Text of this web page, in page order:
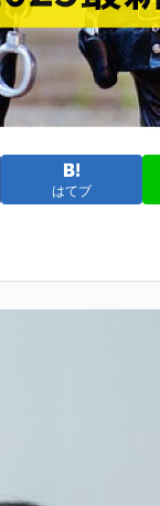
はてブ